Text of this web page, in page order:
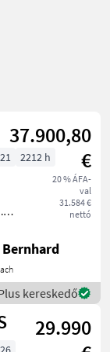
37.900,80
€
20 % ÁFA-
val
31.584 €
nettó
2212 h
Bernhard
kereskedő
29.990